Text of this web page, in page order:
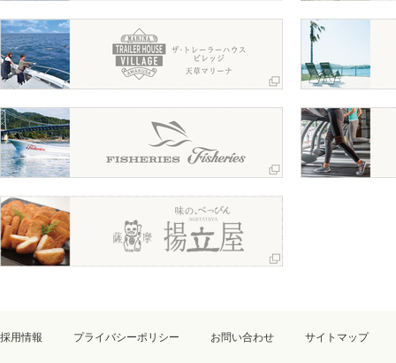
採用情報 プライバシーポリシー お問い合わせ サイトマップ